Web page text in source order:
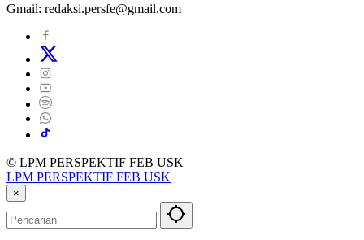
Gmail: redaksi.persfe@gmail.com
© LPM PERSPEKTIF FEB USK
LPM PERSPEKTIF FEB USK
×